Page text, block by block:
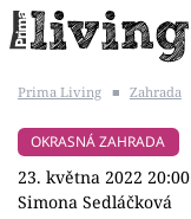
BYDLENÍ SLAVNÝCH
Prima Living ■ Zahrada
OKRASNÁ ZAHRADA
23. května 2022 20:00
Simona Sedláčková